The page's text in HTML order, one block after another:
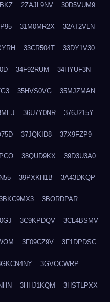
2ZAJL9NV 30D5VUM9
31M0MR2X 32AT2VLN
33CR504T 33DY1V30
34F92RUM 34HYUF3N
35HVS0VG 35MJZMAN
36U7Y0NR 376J215Y
37JQKID8 37X9FZP9
38QUD9KX 39D3U3A0
39PXKH1B 3A43DKQP
3BORDPAR
3C9KPDQV 3CL4BSMV
3F09CZ9V 3F1DPDSC
3GVOCWRP
3HHJ1KQM 3HSTLPXX